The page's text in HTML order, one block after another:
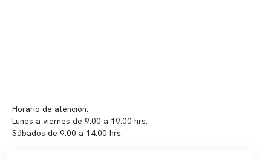
Horario de atención:
Lunes a viernes de 9:00 a 19:00 hrs.
Sábados de 9:00 a 14:00 hrs.